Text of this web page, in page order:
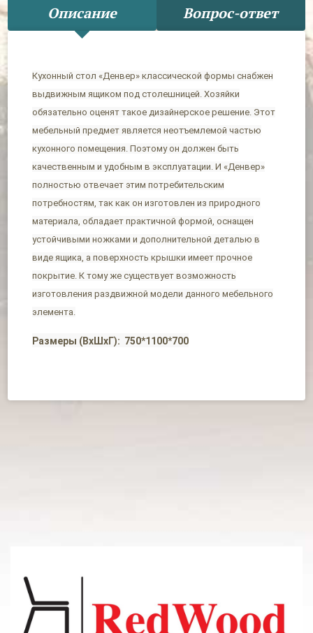
Описание Вопрос-ответ
Кухонный стол «Денвер» классической формы снабжен
выдвижным ящиком под столешницей. Хозяйки
обязательно оценят такое дизайнерское решение. Этот
мебельный предмет является неотъемлемой частью
кухонного помещения. Поэтому он должен быть
качественным и удобным в эксплуатации. И «Денвер»
полностью отвечает этим потребительским
потребностям, так как он изготовлен из природного
материала, обладает практичной формой, оснащен
устойчивыми ножками и дополнительной деталью в
виде ящика, а поверхность крышки имеет прочное
покрытие. К тому же существует возможность
изготовления раздвижной модели данного мебельного
элемента.
Размеры (ВхШхГ): 750*1100*700